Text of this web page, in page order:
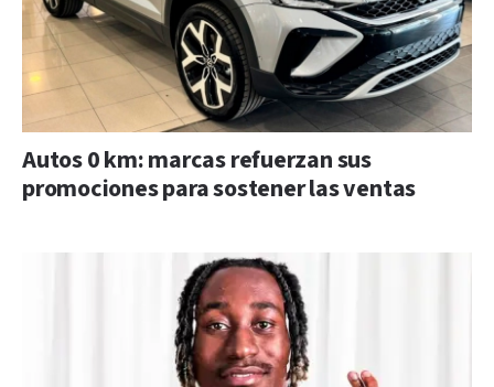
Autos 0 km: marcas refuerzan sus
promociones para sostener las ventas